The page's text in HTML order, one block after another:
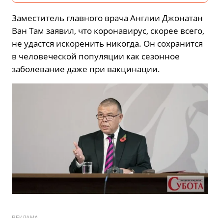
Заместитель главного врача Англии Джонатан
Ван Там заявил, что коронавирус, скорее всего,
не удастся искоренить никогда. Он сохранится
в человеческой популяции как сезонное
заболевание даже при вакцинации.